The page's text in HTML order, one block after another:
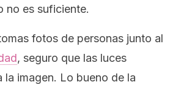
no es suficiente.
fotos de personas junto al
, seguro que las luces
la imagen. Lo bueno de la